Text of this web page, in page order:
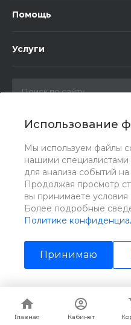
Использование
Мы используем файлы
нашими специалистами
для анализа событий
Продолжая просмотр
вы принимаете условия
Более подробные
Политике
Принимаю
Главная Кабинет
Главная Кабинет
Помощь
Услуги
© 2026 ИНЗТОН,